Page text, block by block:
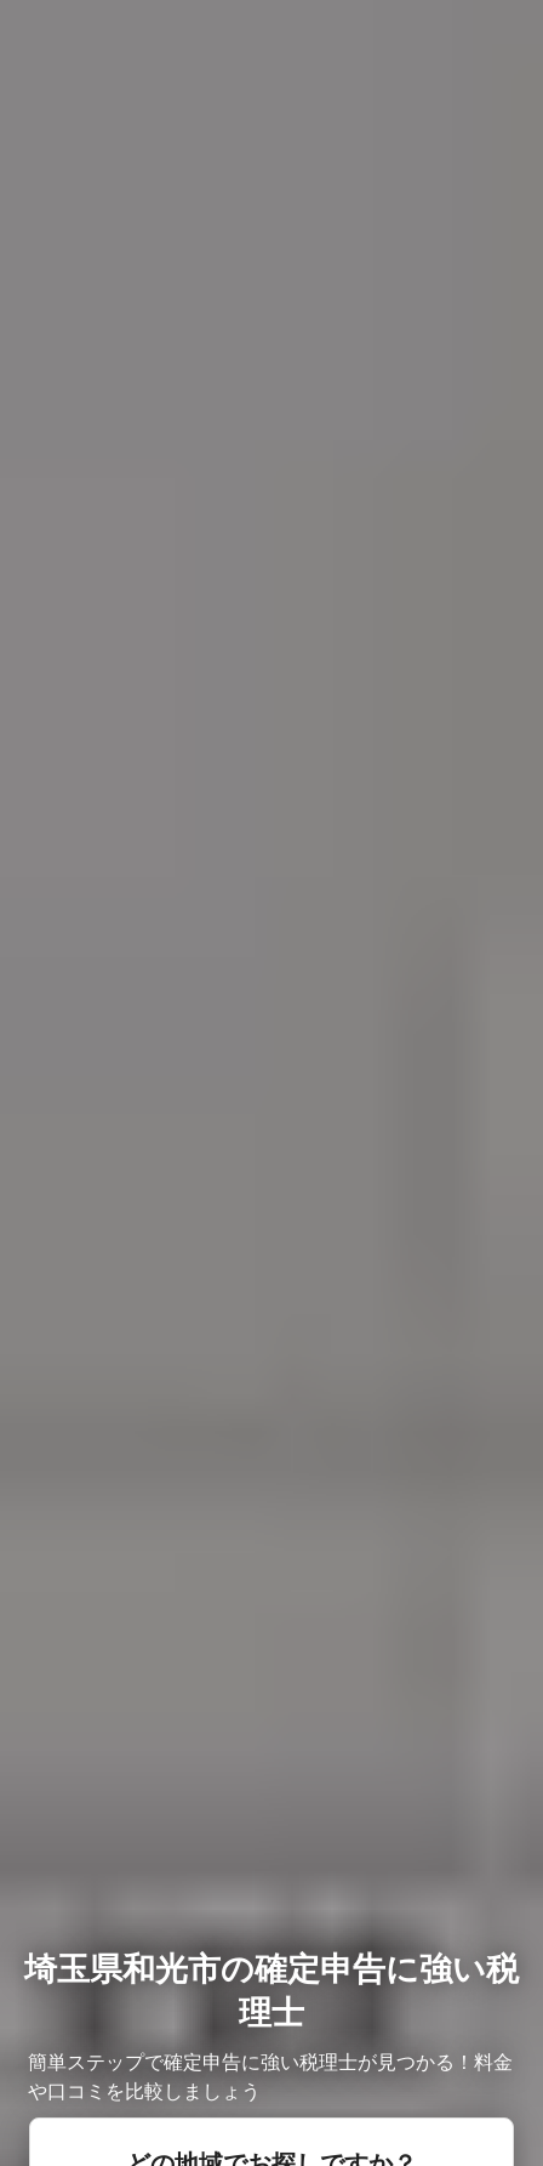
埼玉県和光市の確定申告に強い税
理士
簡単ステップで確定申告に強い税理士が見つかる！料金
や口コミを比較しましょう